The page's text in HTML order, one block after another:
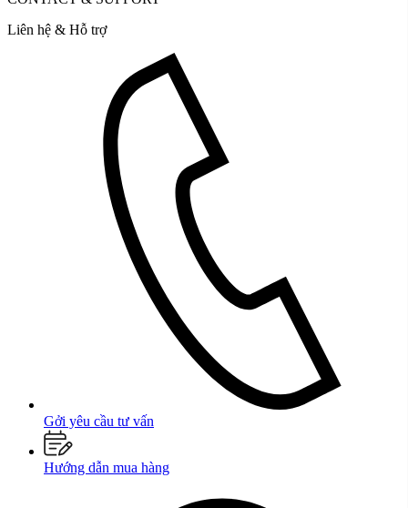
Liên hệ & Hỗ trợ
Gởi yêu cầu tư vấn
Hướng dẫn mua hàng